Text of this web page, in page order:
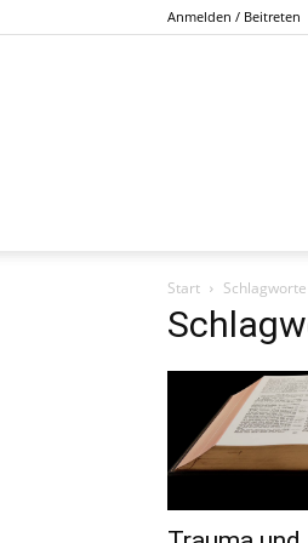
Anmelden / Beitreten
Start Schlagworte